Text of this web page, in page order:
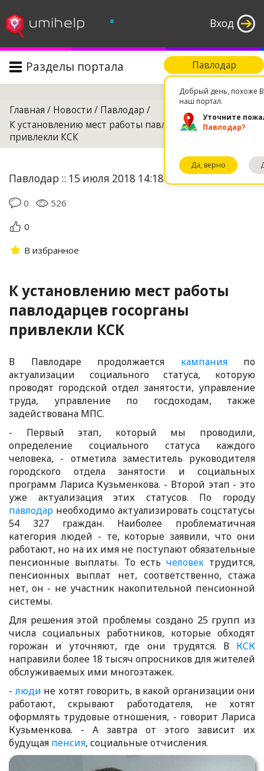
Вход
°
Павлодар
Добрый день, похоже
наш портал.
Уточните
Павлодар?
Да, верно
Разделы портала Поиск
Главная / Новости / Павлодар /
К установлению мест работы павлодарцев госорганы
привлекли КСК
Павлодар :: 15 июля 2018 14:18
0
526
0
В избранное
К установлению мест работы
павлодарцев госорганы
привлекли КСК
В Павлодаре продолжается кампанияпо
актуализации социального статуса, которую
проводят городской отдел занятости, управление
труда, управление по госдоходам, также
задействована МПС.
- Первый этап, который мы проводили,
определение социального статуса каждого
человека, - отметила заместитель руководителя
городского отдела занятости и социальных
программ Лариса Кузьменкова. - Второй этап - это
уже актуализация этих статусов. По городу
павлодар необходимо актуализировать соцстатусы
54 327 граждан. Наиболее проблематичная
категория людей - те, которые заявили, что они
работают, но на их имя не поступают обязательные
пенсионные выплаты. То естьчеловек трудится,
пенсионных выплат нет, соответственно, стажа
нет, он - не участник накопительной пенсионной
системы.
Для решения этой проблемы создано 25 групп из
числа социальных работников, которые обходят
горожан и уточняют, где они трудятся. В КСК
направили более 18 тысяч опросников для жителей
обслуживаемых ими многоэтажек.
-люди не хотят говорить, в какой организации они
работают, скрывают работодателя, не хотят
оформлять трудовые отношения, - говорит Лариса
Кузьменкова. - А завтра от этого зависит их
будущая пенсия, социальные отчисления.